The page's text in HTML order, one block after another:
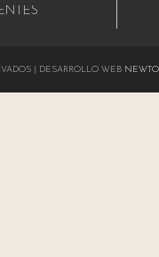
| DESARROLLO WEB